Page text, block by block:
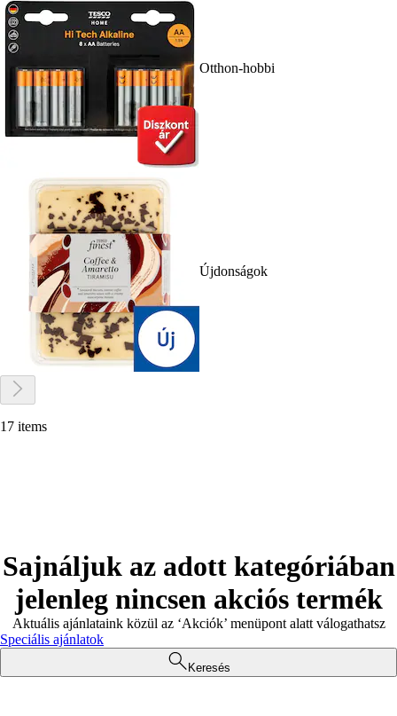
Otthon-hobbi
Újdonságok
17 items
Sajnáljuk az adott kategóriában
jelenleg nincsen akciós termék
Aktuális ajánlataink közül az ‘Akciók’ menüpont alatt válogathatsz
Speciális ajánlatok
Keresés